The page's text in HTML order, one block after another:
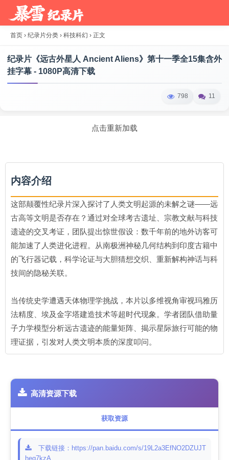
首页 › 纪录片分类 › 科技科幻 › 正文
纪录片《远古外星人 Ancient Aliens》第十一季全15集含外
挂字幕 - 1080P高清下载
798 11
点击重新加载
内容介绍
这部颠覆性纪录片深入探讨了人类文明起源的未解之谜——远
古高等文明是否存在？通过对全球考古遗址、宗教文献与科技
遗迹的交叉考证，团队提出惊世假设：数千年前的地外访客可
能加速了人类进化进程。从南极洲神秘几何结构到印度古籍中
的飞行器记载，科学论证与大胆猜想交织、重新解构神话与科
技间的隐秘关联。
当传统史学遭遇天体物理学挑战，本片以多维视角审视玛雅历
法精度、埃及金字塔建造技术等超时代现象。学者团队借助量
子力学模型分析远古遗迹的能量矩阵、揭示星际旅行可能的物
理证据，引发对人类文明本质的深度叩问。
高清资源下载
获取资源
下载链接：https://pan.baidu.com/s/19L2a3EfNO2DZUJT
heg7kzA